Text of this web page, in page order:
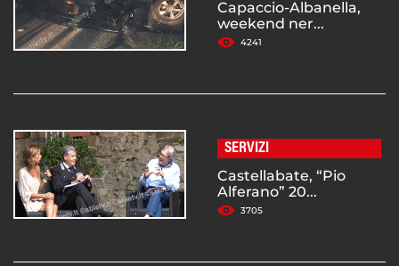
Capaccio-Albanella,
weekend ner...
4241
SERVIZI
Castellabate, “Pio
Alferano” 20...
3705